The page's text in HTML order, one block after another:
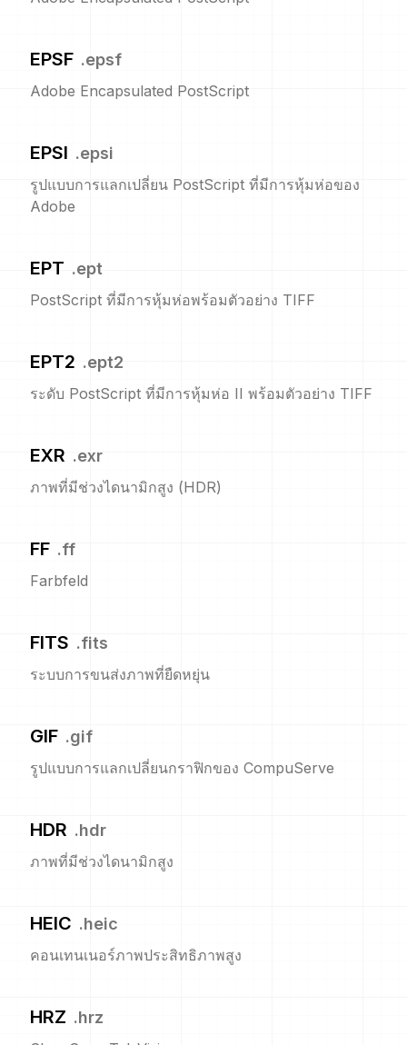
EPSF .epsf
Adobe Encapsulated PostScript
EPSI .epsi
รูปแบบการแลกเปลี่ยน PostScript ที่มีการหุ้มห่อของ
Adobe
EPT .ept
PostScript ที่มีการหุ้มห่อพร้อมตัวอย่าง TIFF
EPT2 .ept2
ระดับ PostScript ที่มีการหุ้มห่อ II พร้อมตัวอย่าง TIFF
EXR .exr
ภาพที่มีช่วงไดนามิกสูง (HDR)
FF .ff
Farbfeld
FITS .fits
ระบบการขนส่งภาพที่ยืดหยุ่น
GIF .gif
รูปแบบการแลกเปลี่ยนกราฟิกของ CompuServe
HDR .hdr
ภาพที่มีช่วงไดนามิกสูง
HEIC .heic
คอนเทนเนอร์ภาพประสิทธิภาพสูง
HRZ .hrz